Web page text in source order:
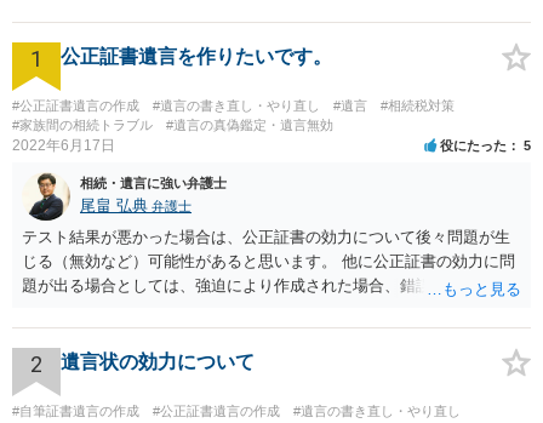
1 公正証書遺言を作りたいです。
#公正証書遺言の作成 #遺言の書き直し・やり直し #遺言
#相続税対策
#家族間の相続トラブル
#遺言の真偽鑑定・遺言無効
2022年6月17日 役にたった 5
相続・遺言に強い弁護士
尾畠 弘典 弁護士
テスト結果が悪かった場合は、公正証書の効力について後々問題が生
じる（無効など）可能性があると思います。 他に公正証書の効力に問
題が出る場合としては、強迫により作成された場合、錯誤（勘違い）
すが、弁護士に作成を依頼する場合は、１０～数十万円程度になるケ
ースが多いと思います。 報酬体系は、弁護士ごとに異なりますので一
律の基準はありません。
2 遺言状の効力について
#自筆証書遺言の作成 #公正証書遺言の作成 #遺言の書き直し・やり直し